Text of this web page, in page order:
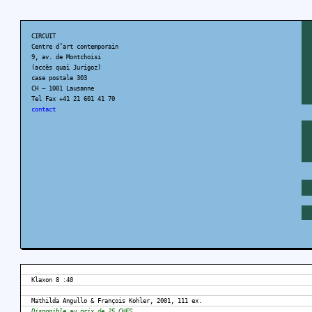
CIRCUIT
Centre d’art contemporain
9, av. de Montchoisi
(accès quai Jurigoz)
case postale 303
CH – 1001 Lausanne
Tel Fax +41 21 601 41 70
contact
Klaxon 8 :40
Mathilda Angullo & François Kohler, 2001, 111 ex.